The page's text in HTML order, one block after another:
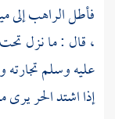
فأطل الراهب إلى
،قال : ما نزل
عليه وسلم
إذا اشتد الحر